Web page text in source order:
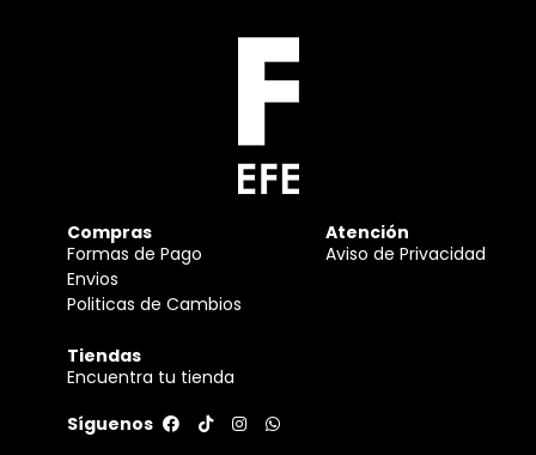
Compras
Formas de Pago
Envios
Politicas de Cambios
Atención
Aviso de Privacidad
Tiendas
Encuentra tu tienda
Síguenos